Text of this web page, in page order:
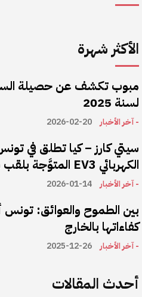
الأكثر شهرة
مبوب تكشف عن حصيلة
لسنة 2025
- آخر الأخبار 2026-02-20
سيتي كارز – كيا تطلق في
الكهربائي EV3 المتوَّجة بلقب سيارة العام عالميًا
- آخر الأخبار 2026-01-14
بين الطموح والعوائق:
كفاءاتها بالخارج
- آخر الأخبار 2025-12-26
أحدث المقالات